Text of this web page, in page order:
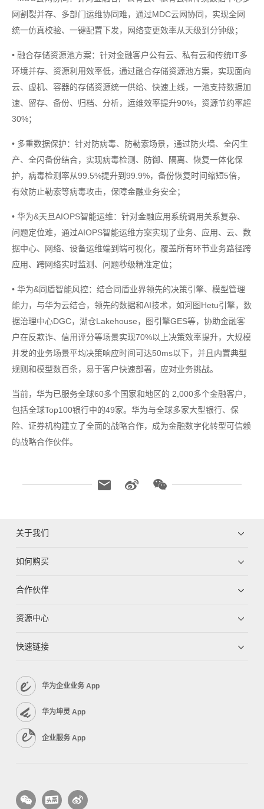
网割裂并存、多部门运维协同难，通过MDC云网协同，实现全网
统一仿真校验、一键配置下发，网络变更效率从天级到分钟级；
• 融合存储资源池方案：针对金融客户公有云、私有云和传统IT多
环境并存、资源利用效率低，通过融合存储资源池方案，实现面向
云、虚机、容器的存储资源统一供给、快速上线，一池支持数据加
速、留存、备份、归档、分析，运维效率提升90%，资源节约率超
30%；
• 多重数据保护：针对防病毒、防勒索场景，通过防火墙、全闪生
产、全闪备份结合，实现病毒检测、防御、隔离、恢复一体化保
护，病毒检测率从99.5%提升到99.9%，备份恢复时间缩短5倍，
有效防止勒索等病毒攻击，保障金融业务安全；
• 华为&天旦AIOPS智能运维：针对金融应用系统调用关系复杂、
问题定位难，通过AIOPS智能运维方案实现了业务、应用、云、数
据中心、网络、设备运维端到端可视化，覆盖所有环节业务路径跨
应用、跨网络实时监测、问题秒级精准定位；
• 华为&同盾智能风控：结合同盾业界领先的决策引擎、模型管理
能力，与华为云结合，领先的数据和AI技术，如河图Hetu引擎，数
据治理中心DGC，湖仓Lakehouse，图引擎GES等，协助金融客
户在反欺诈、信用评分等场景实现70%以上决策效率提升，大规模
并发的业务场景平均决策响应时间可达50ms以下，并且内置典型
规则和模型数百条，易于客户快速部署，应对业务挑战。
当前，华为已服务全球60多个国家和地区的 2,000多个金融客户，
包括全球Top100银行中的49家。华为与全球多家大型银行、保
险、证券机构建立了全面的战略合作，成为金融数字化转型可信赖
的战略合作伙伴。
关于我们
如何购买
合作伙伴
资源中心
快速链接
华为企业业务 App
华为坤灵 App
企业服务 App